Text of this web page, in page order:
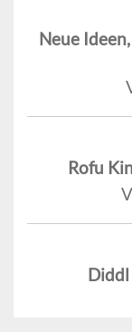
Neue
Rofu